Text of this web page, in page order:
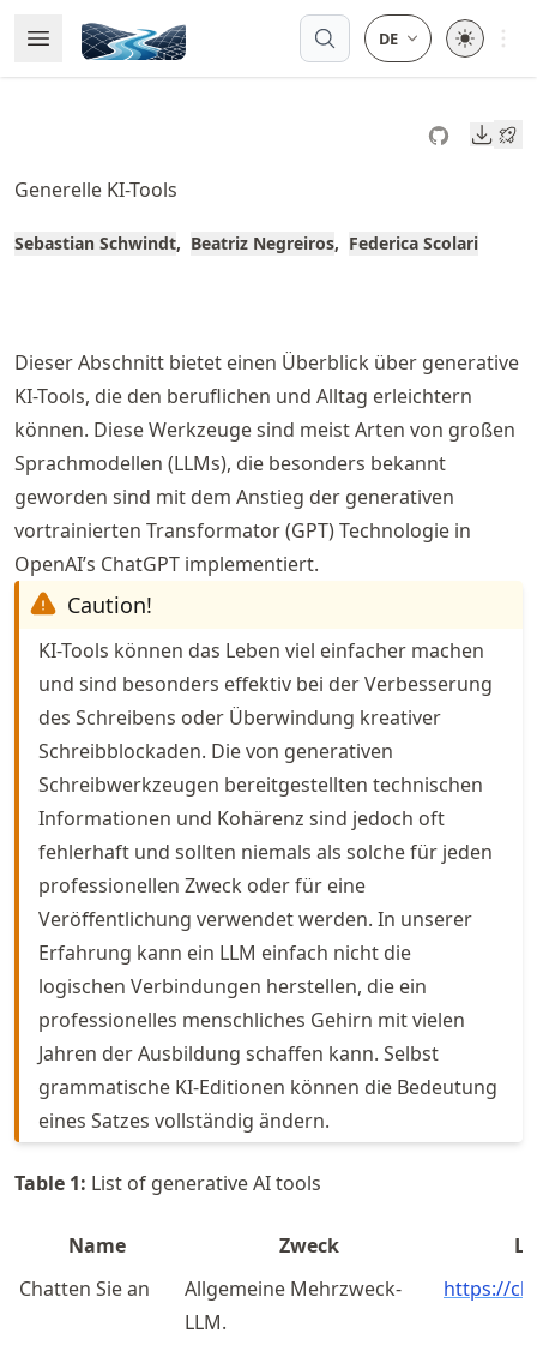
to
article
to
content
Open Menu
Made with MyST
Open
Generelle KI-Tools
Sebastian Schwindt Beatriz Negreiros Federica Scolari
Dieser Abschnitt bietet einen Überblick über generative
KI-Tools, die den beruflichen und Alltag erleichtern
können. Diese Werkzeuge sind meist Arten von großen
Sprachmodellen (LLMs), die besonders bekannt
geworden sind mit dem Anstieg der generativen
vortrainierten Transformator (GPT) Technologie in
OpenAI’s ChatGPT implementiert.
Caution!
KI-Tools können das Leben viel einfacher machen
und sind besonders effektiv bei der Verbesserung
des Schreibens oder Überwindung kreativer
Schreibblockaden. Die von generativen
Schreibwerkzeugen bereitgestellten technischen
Informationen und Kohärenz sind jedoch oft
fehlerhaft und sollten niemals als solche für jeden
professionellen Zweck oder für eine
Veröffentlichung verwendet werden. In unserer
Erfahrung kann ein LLM einfach nicht die
logischen Verbindungen herstellen, die ein
professionelles menschliches Gehirn mit vielen
Jahren der Ausbildung schaffen kann. Selbst
grammatische KI-Editionen können die Bedeutung
eines Satzes vollständig ändern.
Table 1: List of generative AI tools
Name Zweck
Chatten Sie an
Allgemeine Mehrzweck-
LLM.
https://